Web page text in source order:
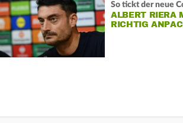
So tickt der neue
ALBERT RIERA
RICHTIG